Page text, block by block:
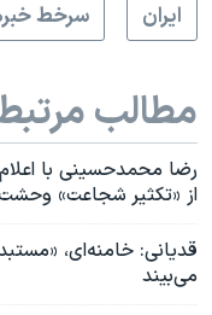
ايران
سرخط
مطالب
رضا محمدحسینی با
از «تکثیر شجاعت» وحشت
قدیانی: خامنه‌ای،
می‌بیند